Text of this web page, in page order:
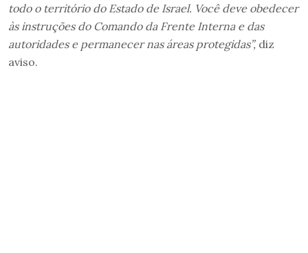
todo o território do Estado de Israel. Você deve obedecer
às instruções do Comando da Frente Interna e das
autoridades e permanecer nas áreas protegidas”, diz
aviso.